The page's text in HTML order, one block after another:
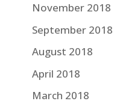
November 2018
September 2018
August 2018
April 2018
March 2018